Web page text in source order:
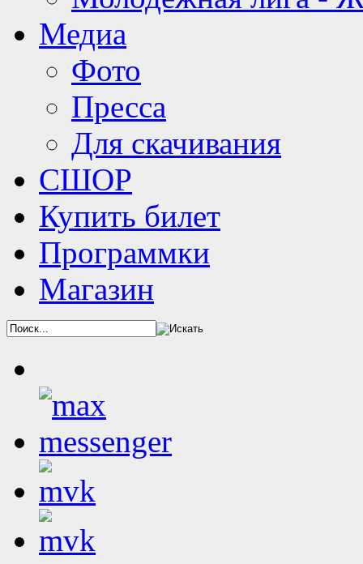
Медиа
Фото
Пресса
Для скачивания
СШОР
Купить билет
Программки
Магазин